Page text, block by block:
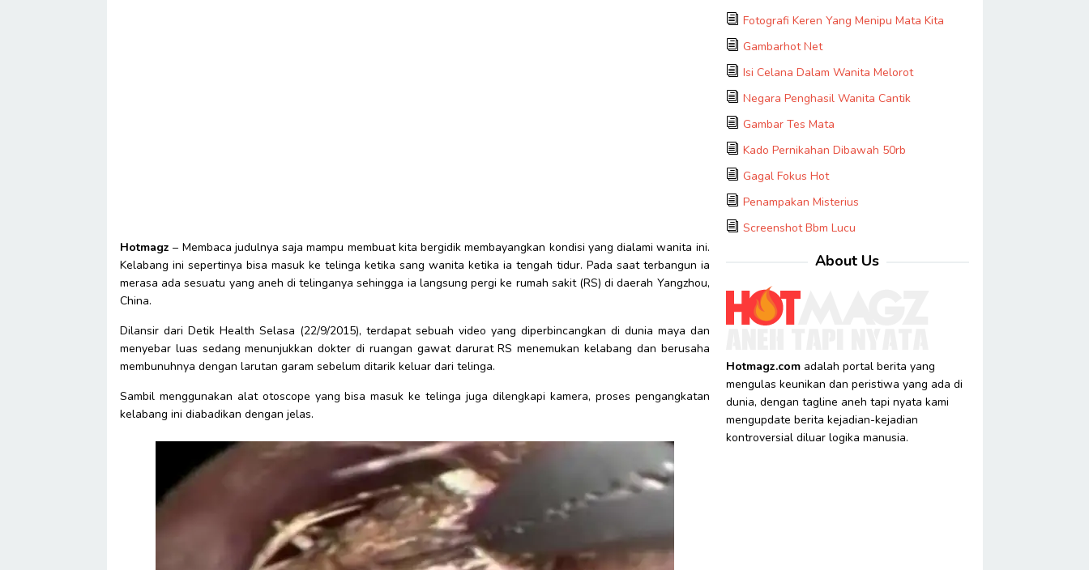
Hotmagz – Membaca judulnya saja mampu membuat kita bergidik membayangkan kondisi yang dialami wanita ini.
Kelabang ini sepertinya bisa masuk ke telinga ketika sang wanita ketika ia tengah tidur. Pada saat terbangun ia
merasa ada sesuatu yang aneh di telinganya sehingga ia langsung pergi ke rumah sakit (RS) di daerah Yangzhou,
China.
Dilansir dari Detik Health Selasa (22/9/2015), terdapat sebuah video yang diperbincangkan di dunia maya dan
menyebar luas sedang menunjukkan dokter di ruangan gawat darurat RS menemukan kelabang dan berusaha
membunuhnya dengan larutan garam sebelum ditarik keluar dari telinga.
Sambil menggunakan alat otoscope yang bisa masuk ke telinga juga dilengkapi kamera, proses pengangkatan
kelabang ini diabadikan dengan jelas.
Fotografi Keren Yang Menipu Mata Kita
Gambarhot Net
Isi Celana Dalam Wanita Melorot
Negara Penghasil Wanita Cantik
Gambar Tes Mata
Kado Pernikahan Dibawah 50rb
Gagal Fokus Hot
Penampakan Misterius
Screenshot Bbm Lucu
About Us
Hotmagz.comadalah portal berita yang
mengulas keunikan dan peristiwa yang ada di
dunia, dengan tagline aneh tapi nyata kami
mengupdate berita kejadian-kejadian
kontroversial diluar logika manusia.